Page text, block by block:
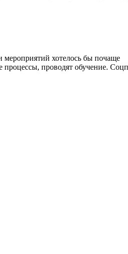
хотелось бы почаще
проводят обучение.